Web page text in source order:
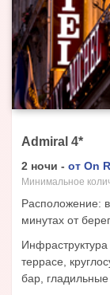
Admiral 4*
2 ночи - от On
Минимальное
Расположение:
минутах от
террасе,
бар, гладильные